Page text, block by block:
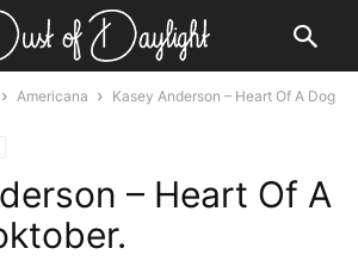
Americana
Kasey Anderson – Heart Of A Dog
– Heart Of A